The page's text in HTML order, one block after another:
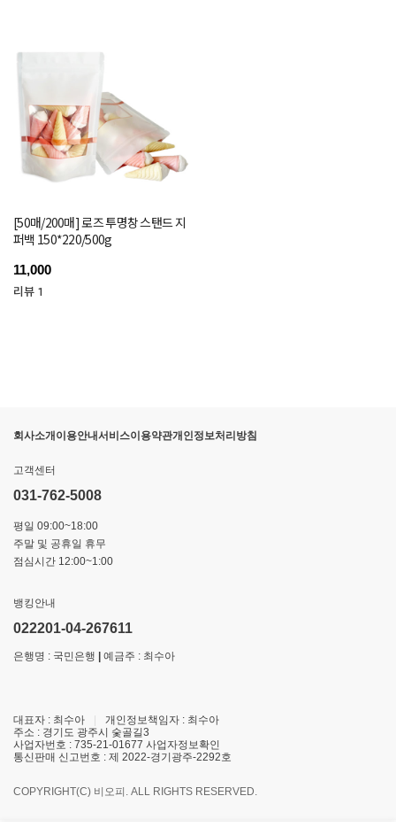
[50매/200매] 로즈 투명창 스탠드 지
퍼백 150*220/500g
11,000
리뷰 1
회사소개이용안내서비스이용약관개인정보처리방침
고객센터
031-762-5008
평일 09:00~18:00
주말 및 공휴일 휴무
점심시간 12:00~1:00
뱅킹안내
022201-04-267611
은행명 : 국민은행 | 예금주 : 최수아
대표자 : 최수아 |
개인정보책임자 : 최수아
주소 : 경기도 광주시 숯골길3
사업자번호 : 735-21-01677 사업자정보확인
통신판매 신고번호 : 제 2022-경기광주-2292호
COPYRIGHT(C) 비오피. ALL RIGHTS RESERVED.